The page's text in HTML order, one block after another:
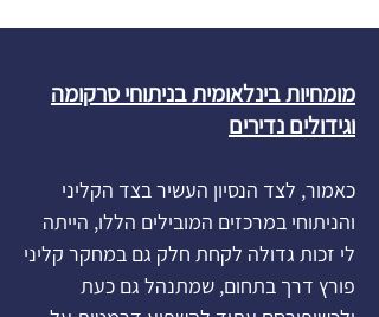
מומחיות בינלאומית בניתוחי סרקומה
וגידולים נדירים
כאמור, לצד הנסיון העשיר בצד הקליני
והניתוחי במרכזים המובילים הללו, הייתה
לי זכות גדולה לקחת חלק גם במחקר קליני
פורץ דרך בתחום, שמתנהל גם כעת